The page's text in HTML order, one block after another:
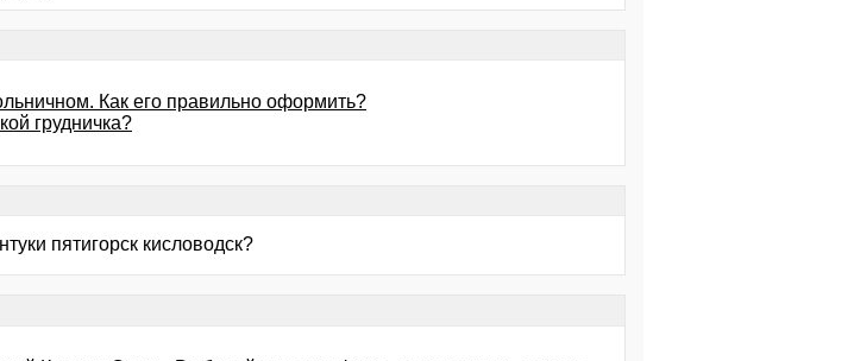
Как его правильно оформить?
грудничка?
пятигорск кисловодск?